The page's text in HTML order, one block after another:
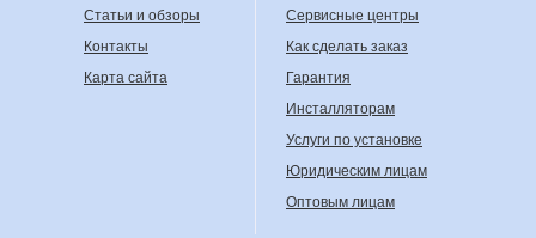
Статьи и обзоры
Контакты
Карта сайта
Сервисные центры
Как сделать заказ
Гарантия
Инсталляторам
Услуги по установке
Юридическим лицам
Оптовым лицам